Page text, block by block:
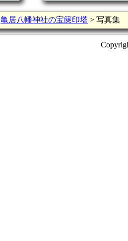
亀居八幡神社の宝篋印塔 > 写真集